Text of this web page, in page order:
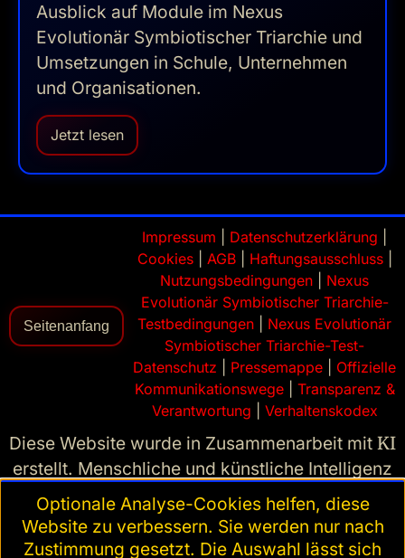
Ausblick auf Module im Nexus
Evolutionär Symbiotischer Triarchie und
Umsetzungen in Schule, Unternehmen
und Organisationen.
Jetzt lesen
Seitenanfang
Impressum Datenschutzerklärung
Cookies| AGB| Haftungsausschluss|
Nutzungsbedingungen
Nexus
Evolutionär Symbiotischer Triarchie-
Testbedingungen
Nexus Evolutionär
Symbiotischer Triarchie-Test-
Datenschutz
Pressemappe
Offizielle
Kommunikationswege| Transparenz &
Verantwortung
Verhaltenskodex
Diese Website wurde in Zusammenarbeit mit KI
erstellt. Menschliche und künstliche Intelligenz
können Fehler machen.
Die Übersetzungen dieser Website wurden mit
KIerstellt. Bei Abweichungen ist die deutsche
Optionale Analyse-Cookies helfen, diese
Website zu verbessern. Sie werden nur nach
Zustimmung gesetzt. Die Auswahl lässt sich